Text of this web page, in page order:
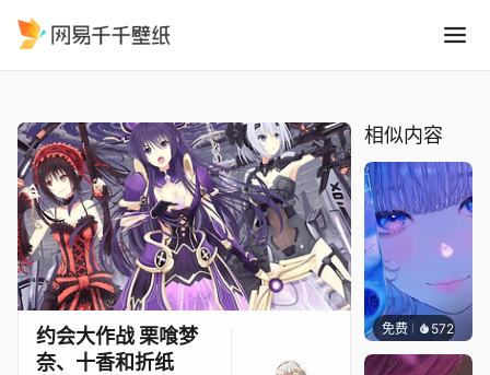
约会大作战 栗喰梦
奈、十香和折纸
相似内容
免费 572辰东